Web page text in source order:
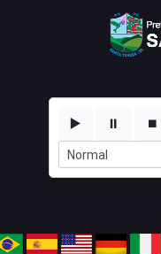
▶️ ⏸️ ⏹️